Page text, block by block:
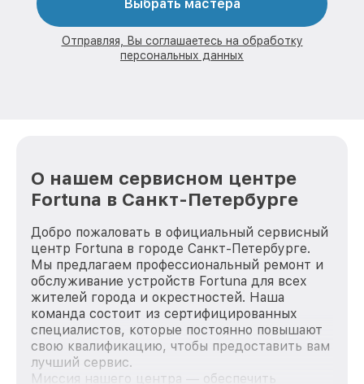
Выбрать мастера
Отправляя, Вы соглашаетесь на обработку
персональных данных
О нашем сервисном центре
Fortuna в Санкт-Петербурге
Добро пожаловать в официальный сервисный
центр Fortuna в городе Санкт-Петербурге.
Мы предлагаем профессиональный ремонт и
обслуживание устройств Fortuna для всех
жителей города и окрестностей. Наша
команда состоит из сертифицированных
специалистов, которые постоянно повышают
свою квалификацию, чтобы предоставить вам
лучший сервис.
Миссия нашего центра — обеспечить